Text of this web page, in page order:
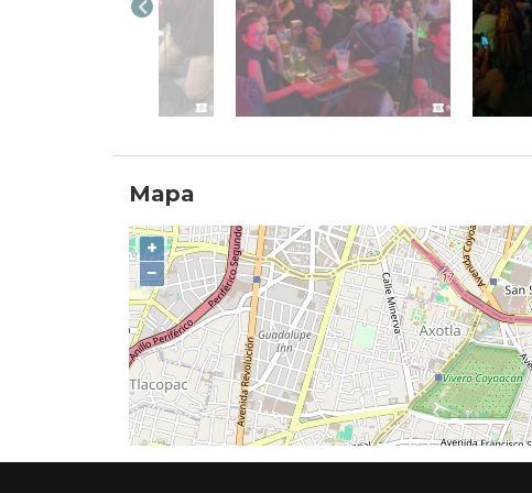
Mapa
+
−